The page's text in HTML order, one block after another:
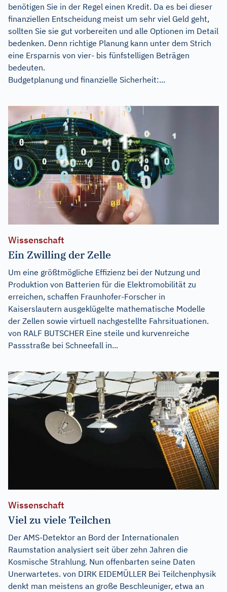
benötigen Sie in der Regel einen Kredit. Da es bei dieser
finanziellen Entscheidung meist um sehr viel Geld geht,
sollten Sie sie gut vorbereiten und alle Optionen im Detail
bedenken. Denn richtige Planung kann unter dem Strich
eine Ersparnis von vier- bis fünfstelligen Beträgen
bedeuten.
Budgetplanung und finanzielle Sicherheit:...
Wissenschaft
Ein Zwilling der Zelle
Um eine größtmögliche Effizienz bei der Nutzung und
Produktion von Batterien für die Elektromobilität zu
erreichen, schaffen Fraunhofer-Forscher in
Kaiserslautern ausgeklügelte mathematische Modelle
der Zellen sowie virtuell nachgestellte Fahrsituationen.
von RALF BUTSCHER Eine steile und kurvenreiche
Passstraße bei Schneefall in...
Wissenschaft
Viel zu viele Teilchen
Der AMS-Detektor an Bord der Internationalen
Raumstation analysiert seit über zehn Jahren die
Kosmische Strahlung. Nun offenbarten seine Daten
Unerwartetes. von DIRK EIDEMÜLLER Bei Teilchenphysik
denkt man meistens an große Beschleuniger, etwa an